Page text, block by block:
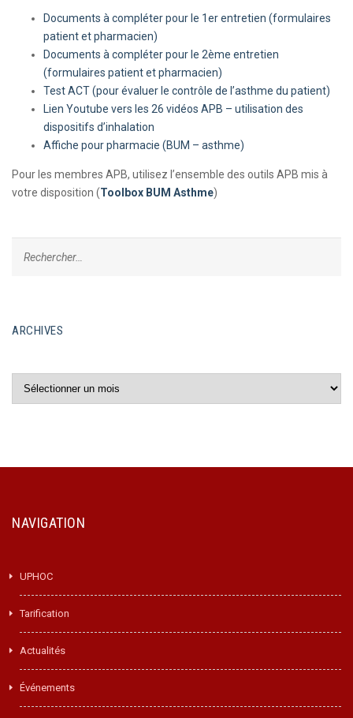
Documents à compléter pour le 1er entretien (formulaires
patient et pharmacien)
Documents à compléter pour le 2ème entretien
(formulaires patient et pharmacien)
Test ACT (pour évaluer le contrôle de l’asthme du patient)
Lien Youtube vers les 26 vidéos APB – utilisation des
dispositifs d’inhalation
Affiche pour pharmacie (BUM – asthme)
Pour les membres APB, utilisez l’ensemble des outils APB mis à
votre disposition (Toolbox BUM Asthme)
ARCHIVES
NAVIGATION
UPHOC
Tarification
Actualités
Événements